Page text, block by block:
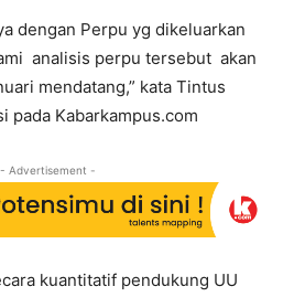
dengan Perpu yg dikeluarkan
analisis perpu tersebut akan
mendatang,” kata Tintus
pada Kabarkampus.com
- Advertisement -
kuantitatif pendukung UU